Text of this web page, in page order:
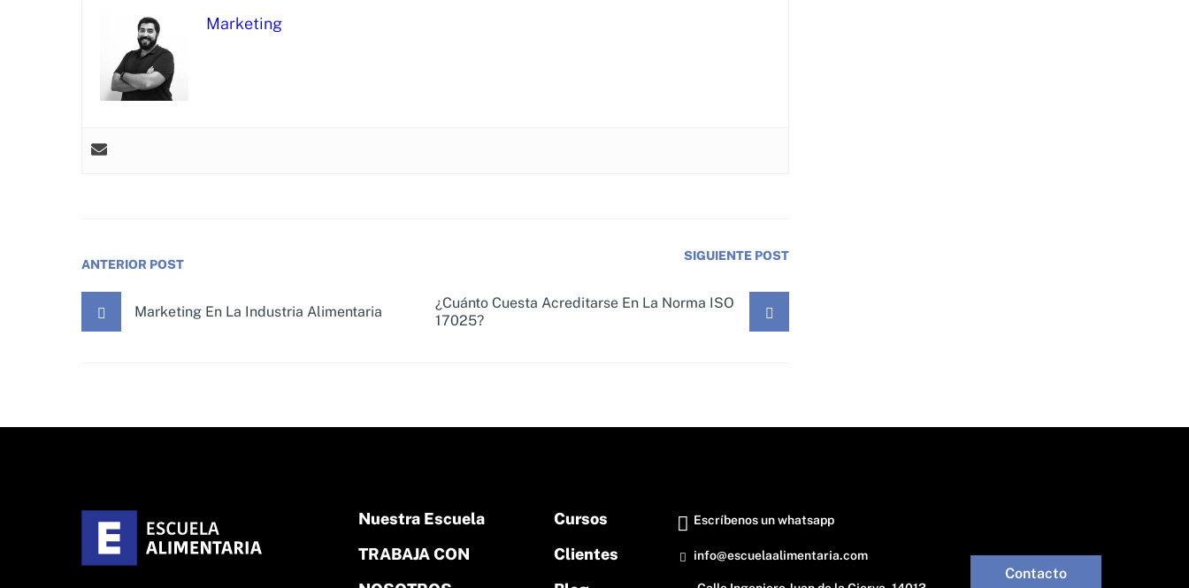
Marketing
ANTERIOR POST
Marketing En La Industria Alimentaria
SIGUIENTE POST
¿Cuánto Cuesta Acreditarse En La Norma ISO
17025?
Nuestra Escuela
TRABAJA CON
Cursos
Clientes
Escríbenos un whatsapp
info@escuelaalimentaria.com
Contacto